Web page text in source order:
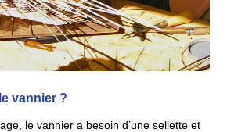
vannier ?
le vannier a besoin d’une sellette et